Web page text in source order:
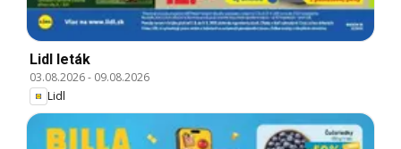
Lidl leták
03.08.2026- 09.08.2026
Lidl